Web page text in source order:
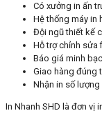
Có xưởng in ấn
Hệ thống máy in
Đội ngũ thiết kế
Hỗ trợ chỉnh sửa
Báo giá minh
Giao hàng đúng
Nhận in số
In Nhanh SHD là đơn vị